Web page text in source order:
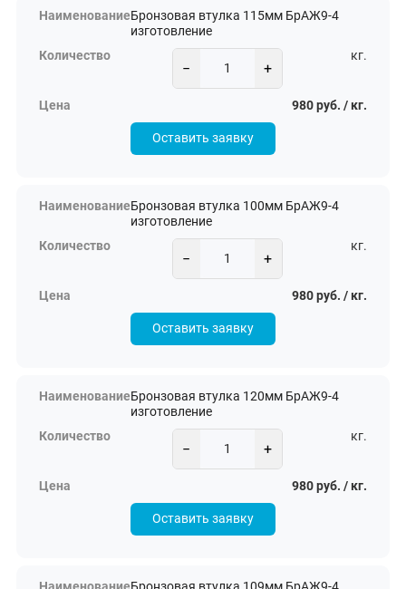
Бронзовая втулка 115мм БрАЖ9-4
изготовление
− +
кг.
980 руб. / кг.
Оставить заявку
Бронзовая втулка 100мм БрАЖ9-4
изготовление
− +
кг.
980 руб. / кг.
Оставить заявку
Бронзовая втулка 120мм БрАЖ9-4
изготовление
− +
кг.
980 руб. / кг.
Оставить заявку